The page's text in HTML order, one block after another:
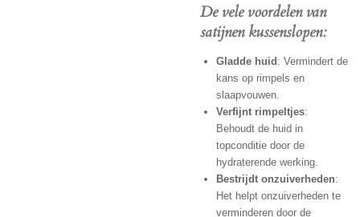
De vele voordelen van
satijnen kussenslopen:
Gladde huid: Vermindert de
kans op rimpels en
slaapvouwen.
Verfijnt rimpeltjes:
Behoudt de huid in
topconditie door de
hydraterende werking.
Bestrijdt onzuiverheden:
Het helpt onzuiverheden te
verminderen door de